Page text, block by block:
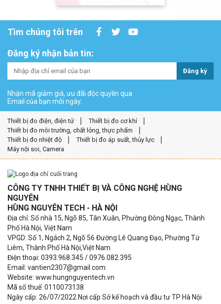
Tìm chúng tôi trên
Đăng ký nhận bản tin:
Đăng ký
Nhận mã giảm giá, ưu đãi độc quyền qua
Email của bạn mỗi ngày.
Thiết bị đo điện, điện tử
Thiết bị đo cơ khí
Thiết bị đo môi trường, chất lỏng, thực phẩm
Thiết bị đo nhiệt độ
Thiết bị đo áp suất, thủy lực
Máy nội soi, Camera
CÔNG TY TNHH THIẾT BỊ VÀ CÔNG NGHỆ HÙNG
NGUYÊN
HÙNG NGUYÊN TECH - HÀ NỘI
Địa chỉ: Số nhà 15, Ngõ 85, Tân Xuân, Phường Đông Ngạc, Thành
Phố Hà Nội, Việt Nam
VPGD: Số 1, Ngách 2, Ngõ 56 Đường Lê Quang Đạo, Phường Từ
Liêm, Thành Phố Hà Nội,Việt Nam
Điện thoại: 0393.968.345 / 0976.082.395
Email: vantien2307@gmail.com
Website: www.hungnguyentech.vn
Mã số thuế: 0110073138
Ngày cấp: 26/07/2022 Nơi cấp Sở kế hoạch và đầu tư TP Hà Nội